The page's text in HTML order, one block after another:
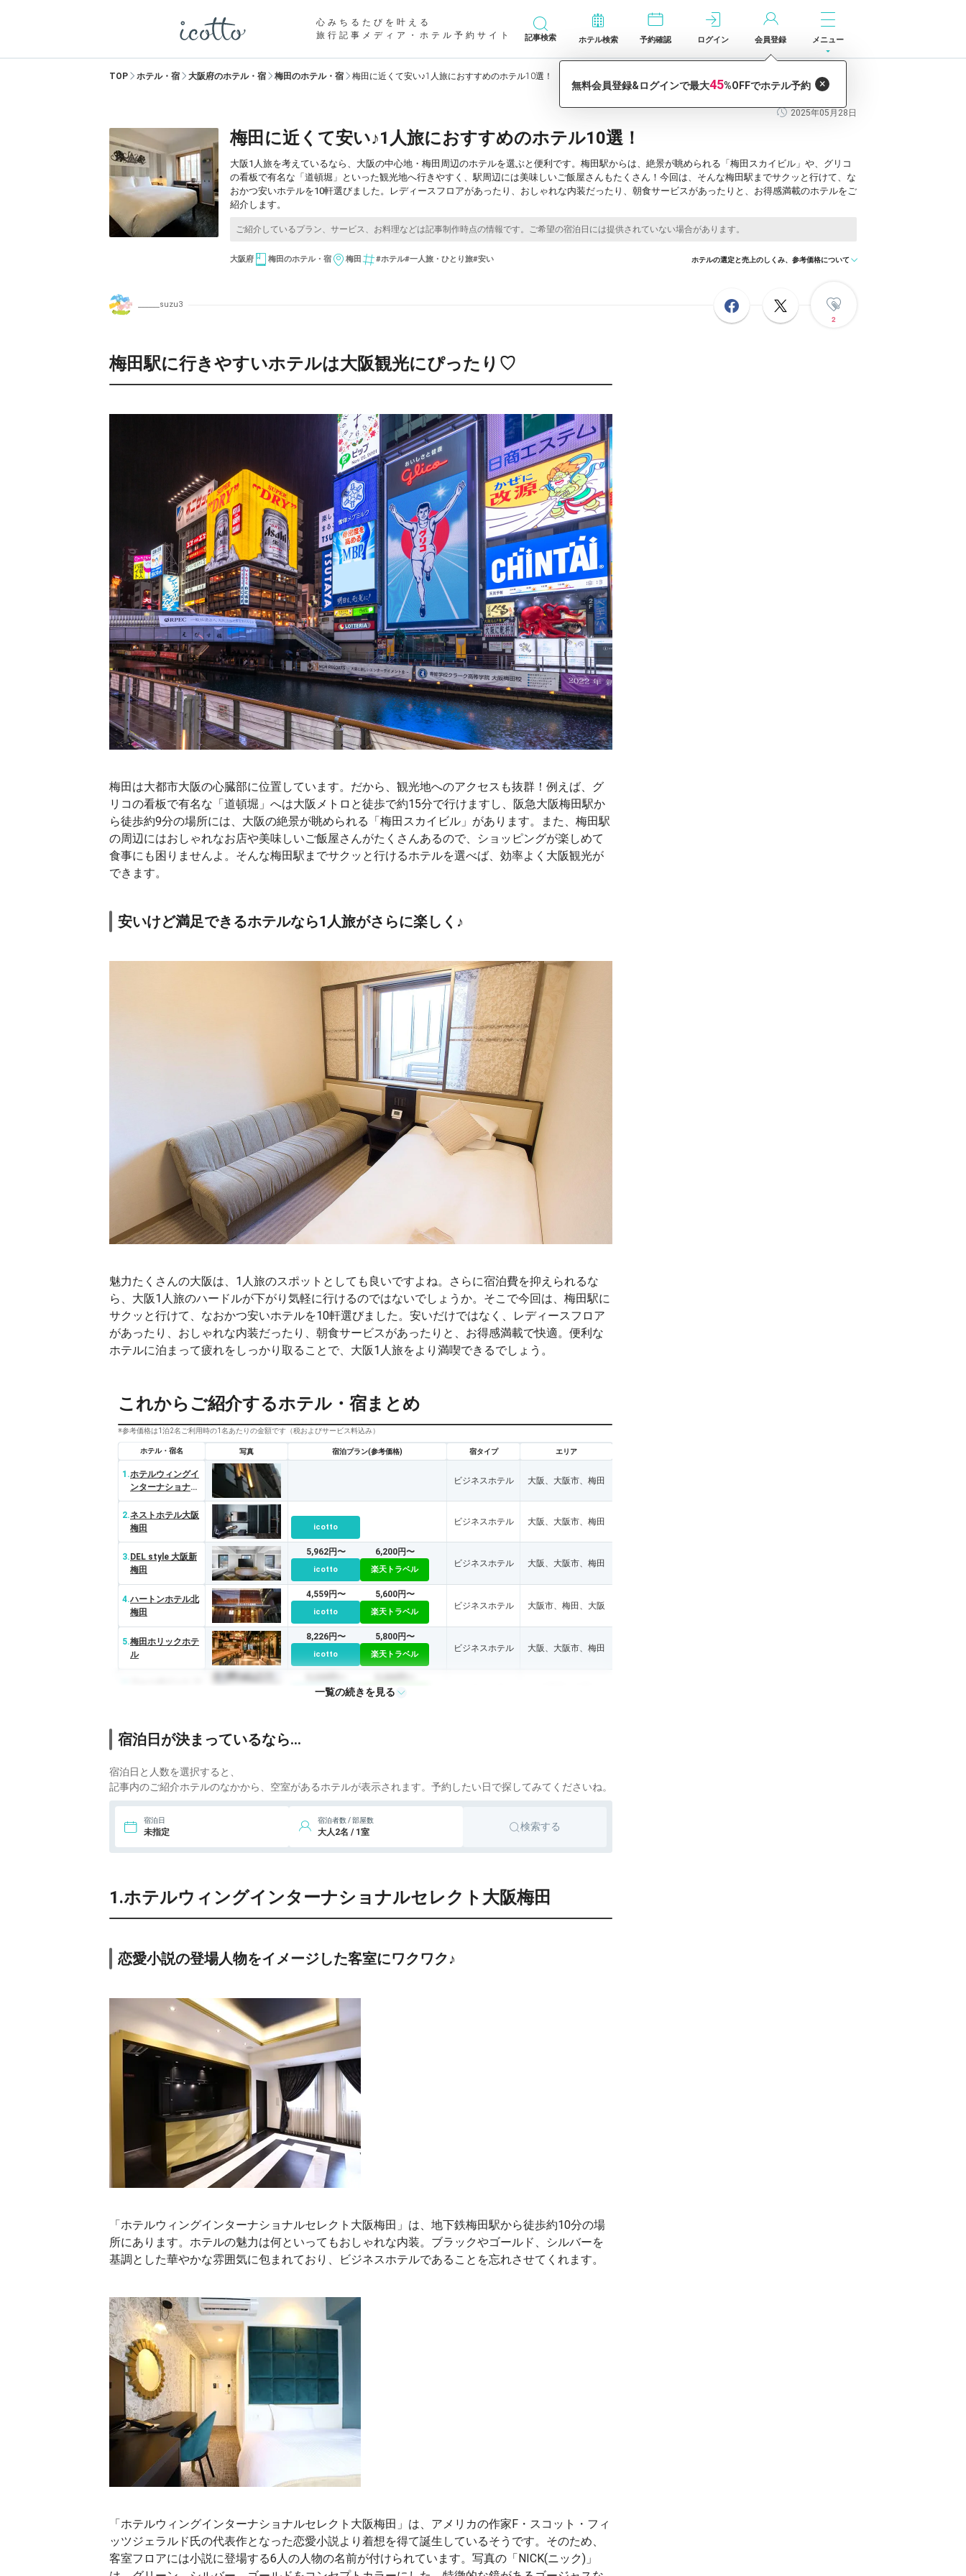
心みちるたびを叶える
旅行記事メディア・ホテル予約サイト
記事検索 ホテル検索 予約確認 ログイン 会員登録 メニュー
TOP ホテル・宿 大阪府のホテル・宿 梅田のホテル・宿 梅田に近くて安い♪1人旅におすすめのホテル10選！
2025年05月28日
梅田に近くて安い♪1人旅におすすめのホテル10選！
大阪1人旅を考えているなら、大阪の中心地・梅田周辺のホテルを選ぶと便利です。梅田駅からは、絶景が眺められる「梅田スカイビル」や、グリコ
の看板で有名な「道頓堀」といった観光地へ行きやすく、駅周辺には美味しいご飯屋さんもたくさん！今回は、そんな梅田駅までサクッと行けて、な
おかつ安いホテルを10軒選びました。レディースフロアがあったり、おしゃれな内装だったり、朝食サービスがあったりと、お得感満載のホテルをご
紹介します。
大阪府 梅田のホテル・宿 梅田 #ホテル#一人旅・ひとり旅#安い ホテルの選定と売上のしくみ、参考価格について
______suzu3
2
梅田駅に行きやすいホテルは大阪観光にぴったり♡
梅田は大都市大阪の心臓部に位置しています。だから、観光地へのアクセスも抜群！例えば、グ
リコの看板で有名な「道頓堀」へは大阪メトロと徒歩で約15分で行けますし、阪急大阪梅田駅か
ら徒歩約9分の場所には、大阪の絶景が眺められる「梅田スカイビル」があります。また、梅田駅
の周辺にはおしゃれなお店や美味しいご飯屋さんがたくさんあるので、ショッピングが楽しめて
食事にも困りませんよ。そんな梅田駅までサクッと行けるホテルを選べば、効率よく大阪観光が
できます。
安いけど満足できるホテルなら1人旅がさらに楽しく♪
魅力たくさんの大阪は、1人旅のスポットとしても良いですよね。さらに宿泊費を抑えられるな
ら、大阪1人旅のハードルが下がり気軽に行けるのではないでしょうか。そこで今回は、梅田駅に
サクッと行けて、なおかつ安いホテルを10軒選びました。安いだけではなく、レディースフロア
があったり、おしゃれな内装だったり、朝食サービスがあったりと、お得感満載で快適。便利な
ホテルに泊まって疲れをしっかり取ることで、大阪1人旅をより満喫できるでしょう。
これからご紹介するホテル・宿まとめ
※参考価格は1泊2名ご利用時の1名あたりの金額です（税およびサービス料込み）
ホテル・宿名 写真 宿泊プラン(参考価格) 宿タイプ エリア
1.ホテルウィングイ
ンターナショナル
セレクト大阪梅田
ビジネスホテル 大阪、大阪市、梅田
2.ネストホテル大阪
梅田
icotto
ビジネスホテル 大阪、大阪市、梅田
3. DEL style 大阪新
梅田
5,962円〜
icotto
6,200円〜
楽天トラベル
ビジネスホテル 大阪、大阪市、梅田
4.ハートンホテル北
梅田
4,559円〜
icotto
5,600円〜
楽天トラベル
ビジネスホテル 大阪市、梅田、大阪
5.梅田ホリックホテ
ル
8,226円〜
icotto
5,800円〜
楽天トラベル
ビジネスホテル 大阪、大阪市、梅田
icotto 楽天トラベル
サカ
8. ホテルビナリオ梅
田
icotto 楽天トラベル
梅田
6,328円〜
icotto
6,400円〜
楽天トラベル
10.ホテルグランヴ
11,738円〜 10,500円〜
一覧の続きを見る
宿泊日が決まっているなら…
宿泊日と人数を選択すると、
記事内のご紹介ホテルのなかから、空室があるホテルが表示されます。予約したい日で探してみてくださいね。
宿泊日
未指定
宿泊者数 / 部屋数
大人2名 / 1室 検索する
1.ホテルウィングインターナショナルセレクト大阪梅田
恋愛小説の登場人物をイメージした客室にワクワク♪
「ホテルウィングインターナショナルセレクト大阪梅田」は、地下鉄梅田駅から徒歩約10分の場
所にあります。ホテルの魅力は何といってもおしゃれな内装。ブラックやゴールド、シルバーを
基調とした華やかな雰囲気に包まれており、ビジネスホテルであることを忘れさせてくれます。
「ホテルウィングインターナショナルセレクト大阪梅田」は、アメリカの作家F・スコット・フィ
ッツジェラルド氏の代表作となった恋愛小説より着想を得て誕生しているそうです。そのため、
客室フロアには小説に登場する6人の人物の名前が付けられています。写真の「NICK(ニック)」